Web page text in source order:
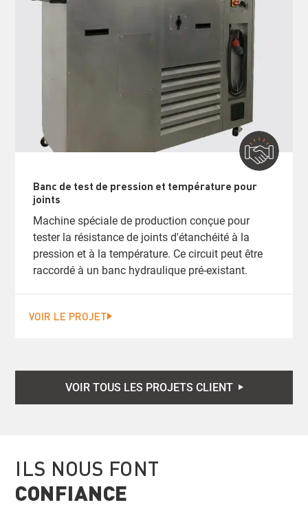
Banc de test de pression et température pour
joints
Machine spéciale de production conçue pour
tester la résistance de joints d'étanchéité à la
pression et à la température. Ce circuit peut être
raccordé à un banc hydraulique pré-existant.
VOIR LE PROJET
VOIR TOUS LES PROJETS CLIENT
ILS NOUS FONT
CONFIANCE